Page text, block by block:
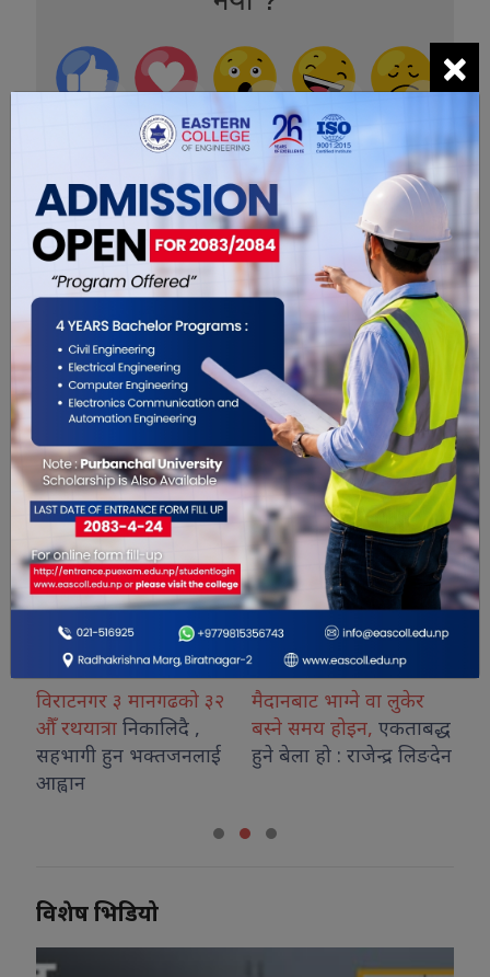
0 0 0 0 0
0
सम्बंधित खबरहरु
विराटनगर ३ मानगढको ३२
औँ रथयात्रा निकालिदै ,
सहभागी हुन भक्तजनलाई
आह्वान
मैदानबाट भाग्ने वा लुकेर
बस्ने समय होइन, एकताबद्ध
हुने बेला हो : राजेन्द्र लिङदेन
विशेष भिडियो
×